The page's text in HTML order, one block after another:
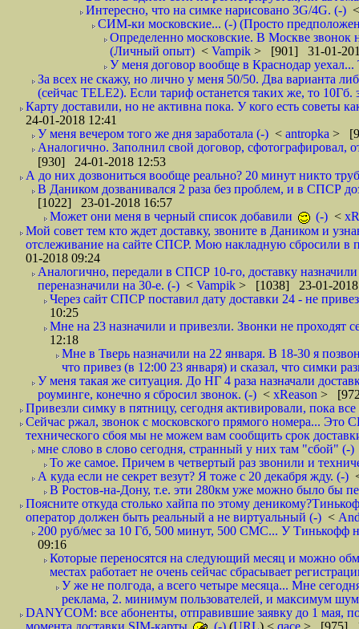
Интересно, что на симке нарисовано 3G/4G. (-)
СИМ-ки московские... (-) (Просто
Определенно московские. В Москве звонок
(Личный опыт) < Vampik > [901] 31-01-
У меня договор вообще в Краснодар
За всех не скажу, но лично у меня 50/50. Два варианта
(сейчас TELE2). Если тариф останется таких же, то
Карту доставили, но не активна пока. У кого есть советы
24-01-2018 12:41
У меня вечером того же дня заработала (-) < antropka >
Аналогично. Заполнил свой договор,
[930] 24-01-2018 12:53
А до них дозвониться вообще реально? 20 минут никто
В Даником дозванивался 2 раза без проблем, и в СПСР
[1022] 23-01-2018 16:57
Может они меня в черный список добавили
(-) <
Мой совет тем кто ждет доставку, звоните в Даником и
отслеживание на сайте СПСР. Мою накладную сбросили
01-2018 09:24
Аналогично, передали в СПСР 10-го, доставку
переназначили на 30-е. (-) < Vampik > [1038] 23-01-2018
Через сайт СПСР поставил дату доставки 24 - не
10:25
Мне на 23 назначили и привезли. Звонки не
12:18
Мне в Тверь назначили на 22 января. В 18-30 я
что привез (в 12:00 23 января) и сказал, что симки
У меня такая же ситуация. До НГ 4 раза назначали
роуминге, конечно я сбросил звонок. (-) < xReason >
Привезли симку в пятницу, сегодня активировали, пока
Сейчас ржал, звонок с московского прямого номера... Это
технического сбоя мы не можем вам сообщить срок
мне слово в слово сегодня, странный у них там "сбой" (-)
То же самое. Причем в четвертый раз звонили и
А куда если не секрет везут? Я тоже с 20 декабря жду. (-)
В Ростов-на-Дону, т.е. эти 280км уже можно было бы
Поясните откуда столько хайпа по этому
оператор должен быть реальный а не виртуальный (-) <
200 руб/мес за 10 Гб, 500 минут, 500 СМС... У Тинькофф
09:16
Которые переносятся на следующий месяц и можно
местах работает не очень сейчас сбрасывает
У же не полгода, а всего четыре месяца... Мне
реклама, 2. минимум пользователей, и максимум
DANYCOM: все абоненты, отправившие заявку до 1 мая,
момента доставки SIM-карты
(-) (URL) < qace > [975]